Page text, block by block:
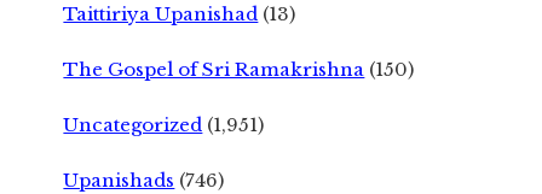
Taittiriya Upanishad (13)
The Gospel of Sri Ramakrishna (150)
Uncategorized (1,951)
Upanishads (746)